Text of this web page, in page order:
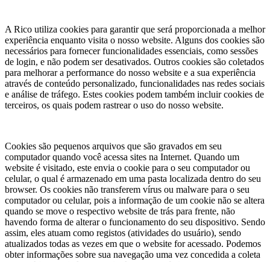
A Rico utiliza cookies para garantir que será proporcionada a melhor
experiência enquanto visita o nosso website. Alguns dos cookies são
necessários para fornecer funcionalidades essenciais, como sessões
de login, e não podem ser desativados. Outros cookies são coletados
para melhorar a performance do nosso website e a sua experiência
através de conteúdo personalizado, funcionalidades nas redes sociais
e análise de tráfego. Estes cookies podem também incluir cookies de
terceiros, os quais podem rastrear o uso do nosso website.
Cookies são pequenos arquivos que são gravados em seu
computador quando você acessa sites na Internet. Quando um
website é visitado, este envia o cookie para o seu computador ou
celular, o qual é armazenado em uma pasta localizada dentro do seu
browser. Os cookies não transferem vírus ou malware para o seu
computador ou celular, pois a informação de um cookie não se altera
quando se move o respectivo website de trás para frente, não
havendo forma de alterar o funcionamento do seu dispositivo. Sendo
assim, eles atuam como registos (atividades do usuário), sendo
atualizados todas as vezes em que o website for acessado. Podemos
obter informações sobre sua navegação uma vez concedida a coleta